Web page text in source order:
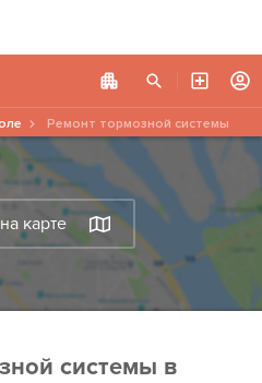
карте
Ремонт тормозной системы
системы в